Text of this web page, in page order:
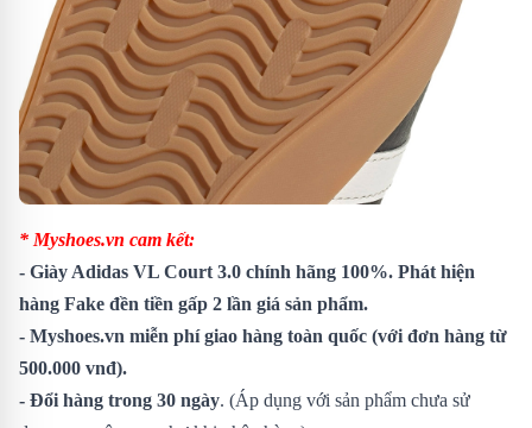
* Myshoes.vn cam kết:
- Giày Adidas VL Court 3.0 chính hãng 100%. Phát hiện
hàng Fake đền tiền gấp 2 lần giá sản phẩm.
- Myshoes.vn miễn phí giao hàng toàn quốc (với đơn hàng từ
500.000 vnđ).
- Đổi hàng trong 30 ngày. (Áp dụng với sản phẩm chưa sử